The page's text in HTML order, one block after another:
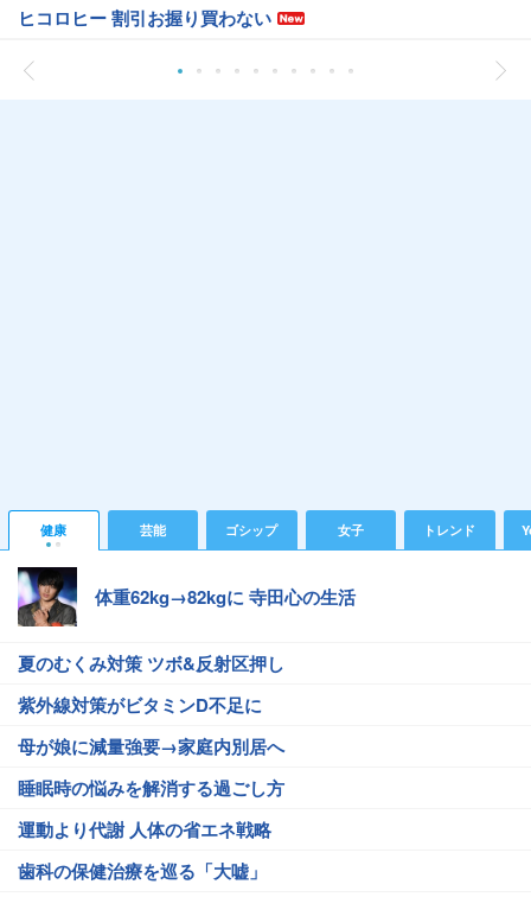
ヒコロヒー 割引お握り買わない
健康 芸能 ゴシップ 女子 トレンド
体重62kg→82kgに 寺田心の生活
夏のむくみ対策 ツボ&反射区押し
紫外線対策がビタミンD不足に
母が娘に減量強要→家庭内別居へ
睡眠時の悩みを解消する過ごし方
運動より代謝 人体の省エネ戦略
歯科の保健治療を巡る「大嘘」